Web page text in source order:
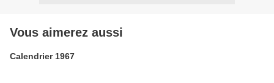
Vous aimerez aussi
Calendrier 1967